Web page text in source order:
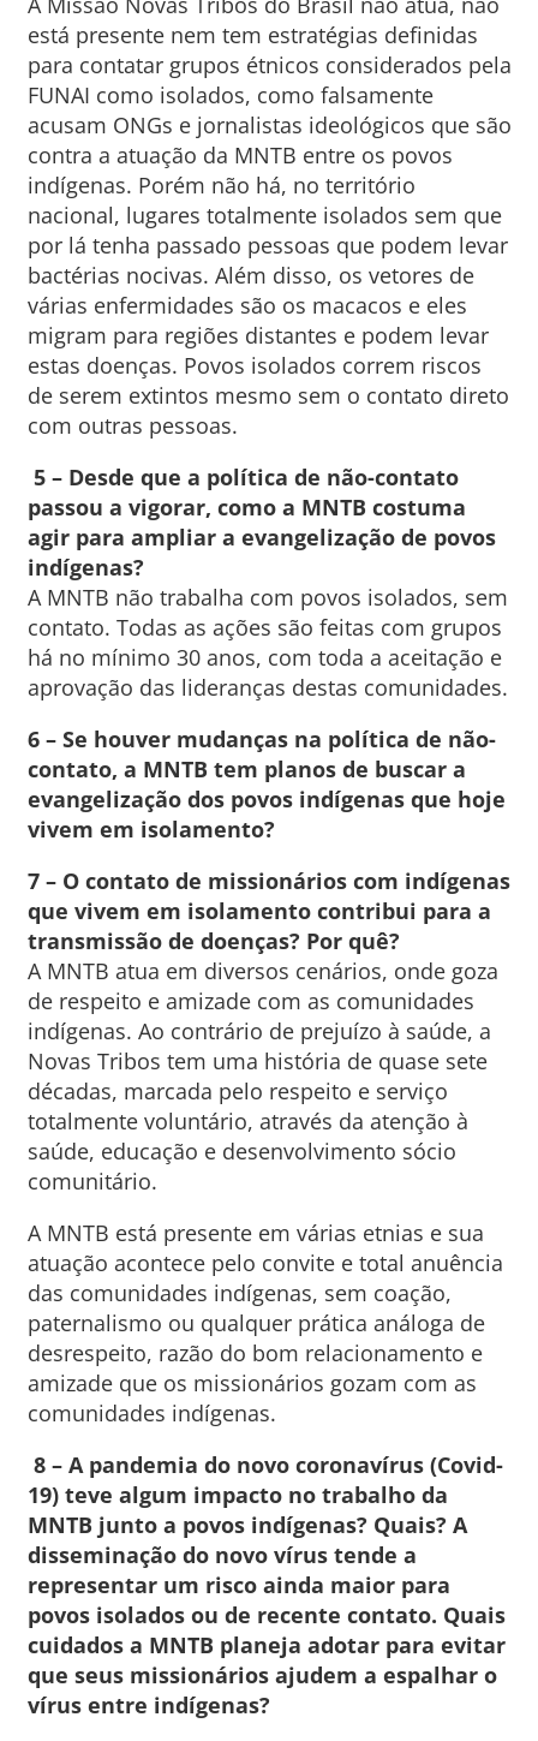
está presente nem tem estratégias definidas
para contatar grupos étnicos considerados pela
FUNAI como isolados, como falsamente
acusam ONGs e jornalistas ideológicos que são
contra a atuação da MNTB entre os povos
indígenas. Porém não há, no território
nacional, lugares totalmente isolados sem que
por lá tenha passado pessoas que podem levar
bactérias nocivas. Além disso, os vetores de
várias enfermidades são os macacos e eles
migram para regiões distantes e podem levar
estas doenças. Povos isolados correm riscos
de serem extintos mesmo sem o contato direto
com outras pessoas.
5 – Desde que a política de não-contato
passou a vigorar, como a MNTB costuma
agir para ampliar a evangelização de povos
indígenas?
A MNTB não trabalha com povos isolados, sem
contato. Todas as ações são feitas com grupos
há no mínimo 30 anos, com toda a aceitação e
aprovação das lideranças destas comunidades.
6 – Se houver mudanças na política de não-
contato, a MNTB tem planos de buscar a
evangelização dos povos indígenas que hoje
vivem em isolamento?
7 – O contato de missionários com indígenas
que vivem em isolamento contribui para a
transmissão de doenças? Por quê?
A MNTB atua em diversos cenários, onde goza
de respeito e amizade com as comunidades
indígenas. Ao contrário de prejuízo à saúde, a
Novas Tribos tem uma história de quase sete
décadas, marcada pelo respeito e serviço
totalmente voluntário, através da atenção à
saúde, educação e desenvolvimento sócio
comunitário.
A MNTB está presente em várias etnias e sua
atuação acontece pelo convite e total anuência
das comunidades indígenas, sem coação,
paternalismo ou qualquer prática análoga de
desrespeito, razão do bom relacionamento e
amizade que os missionários gozam com as
comunidades indígenas.
8 – A pandemia do novo coronavírus (Covid-
19) teve algum impacto no trabalho da
MNTB junto a povos indígenas? Quais? A
disseminação do novo vírus tende a
representar um risco ainda maior para
povos isolados ou de recente contato. Quais
cuidados a MNTB planeja adotar para evitar
que seus missionários ajudem a espalhar o
vírus entre indígenas?